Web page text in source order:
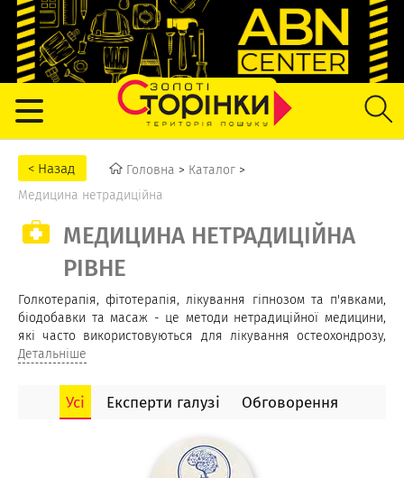
Головна > Каталог >
Медицина нетрадиційна
МЕДИЦИНА НЕТРАДИЦІЙНА
РІВНЕ
Голкотерапія, фітотерапія, лікування гіпнозом та п'явками,
біодобавки та масаж - це методи нетрадиційної медицини,
які часто використовуються для лікування остеохондрозу,
сколіозу, артриту, радикуліту, підшлункової залози та
наркоманії. Альтернативну медицину або нетрадиційні
методи лікування використовують: лікар гомеопат,
рефлексотерапевт, біоенергетик, вертебролог,
Детальніше
Усі Експерти галузі Обговорення